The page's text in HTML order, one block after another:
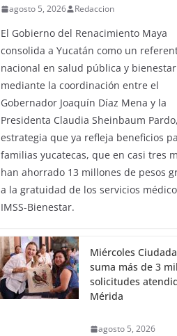
agosto 5, 2026 Redaccion
El Gobierno del Renacimiento Maya
consolida a Yucatán como un
nacional en salud pública y
mediante la coordinación entre el
Gobernador Joaquín Díaz Mena y la
Presidenta Claudia Sheinbaum
estrategia que ya refleja beneficios
familias yucatecas, que en casi tres
han ahorrado 13 millones de pesos
a la gratuidad de los servicios
IMSS-Bienestar.
Miércoles
suma más de 3
solicitudes
Mérida
agosto 5, 2026